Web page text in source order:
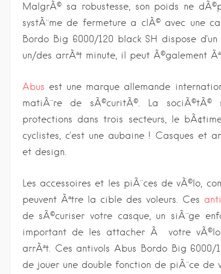
MalgrÃ© sa robustesse, son poids ne
systÃ¨me de fermeture a clÃ© avec une
Bordo Big 6000/120 black SH dispose
un/des arrÃªt minute, il peut Ã©galement
Abus est une marque allemande
matiÃ¨re de sÃ©curitÃ©. La
protections dans trois secteurs, le
cyclistes, c'est une aubaine ! Casques et
et design.
Les accessoires et les piÃ¨ces de vÃ©lo,
peuvent Ãªtre la cible des voleurs. Ces
de sÃ©curiser votre casque, un siÃ¨ge
important de les attacher Ã votre
arrÃªt. Ces antivols Abus Bordo Big
de jouer une double fonction de piÃ¨ce de